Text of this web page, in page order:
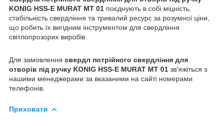
KONIG HSS-E MURAT MT 01 поєднують в собі міцність,
стабільність свердління та тривалий ресурс за розумної ціни,
що робить їх вигідним інструментом для свердління
світлопрозорих виробів.
Для замовлення свердл потрійного свердління для
отворів під ручку KONIG HSS-E MURAT MT 01 зв'яжіться з
нашими менеджерами за вказаними на сайті номерами
телефонів.
Приховати